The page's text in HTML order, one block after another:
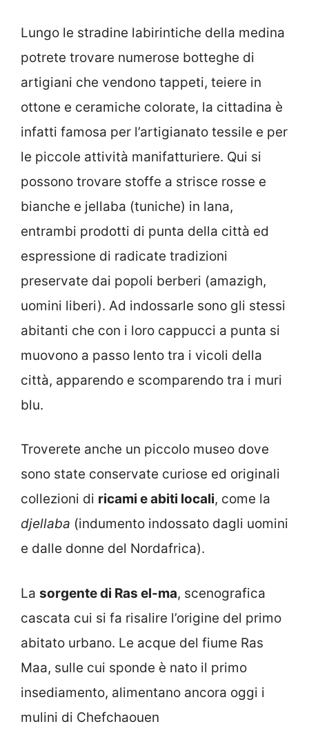
Lungo le stradine labirintiche della medina
potrete trovare numerose botteghe di
artigiani che vendono tappeti, teiere in
ottone e ceramiche colorate, la cittadina è
infatti famosa per l’artigianato tessile e per
le piccole attività manifatturiere. Qui si
possono trovare stoffe a strisce rosse e
bianche e jellaba (tuniche) in lana,
entrambi prodotti di punta della città ed
espressione di radicate tradizioni
preservate dai popoli berberi (amazigh,
uomini liberi). Ad indossarle sono gli stessi
abitanti che con i loro cappucci a punta si
muovono a passo lento tra i vicoli della
città, apparendo e scomparendo tra i muri
blu.
Troverete anche un piccolo museo dove
sono state conservate curiose ed originali
collezioni di ricami e abiti locali, come la
djellaba (indumento indossato dagli uomini
e dalle donne del Nordafrica).
La sorgente di Ras el-ma, scenografica
cascata cui si fa risalire l’origine del primo
abitato urbano. Le acque del fiume Ras
Maa, sulle cui sponde è nato il primo
insediamento, alimentano ancora oggi i
mulini di Chefchaouen